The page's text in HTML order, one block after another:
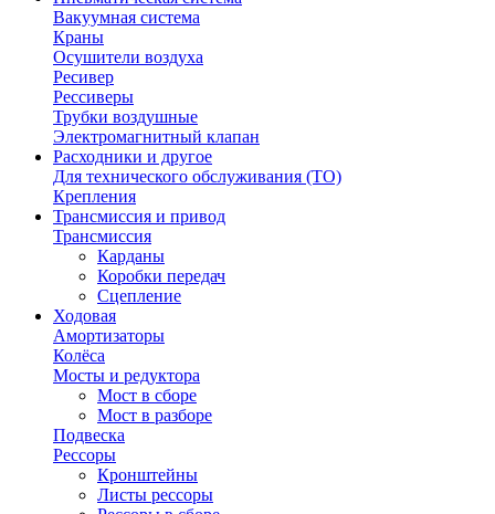
Вакуумная система
Краны
Осушители воздуха
Ресивер
Рессиверы
Трубки воздушные
Электромагнитный клапан
Расходники и другое
Для технического обслуживания (ТО)
Крепления
Трансмиссия и привод
Трансмиссия
Карданы
Коробки передач
Сцепление
Ходовая
Амортизаторы
Колёса
Мосты и редуктора
Мост в сборе
Мост в разборе
Подвеска
Рессоры
Кронштейны
Листы рессоры